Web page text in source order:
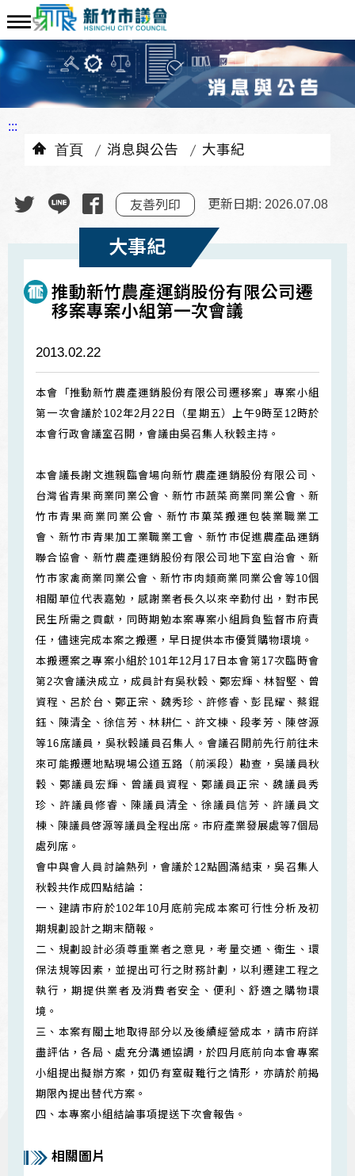
:::
首頁 消息與公告 大事紀
友善列印 更新日期: 2026.07.08
大事紀
推動新竹農產運銷股份有限公司遷
移案專案小組第一次會議
2013.02.22
本會「推動新竹農產運銷股份有限公司遷移案」專案小組
第一次會議於102年2月22日（星期五）上午9時至12時於
本會行政會議室召開，會議由吳召集人秋穀主持。
本會議長謝文進親臨會場向新竹農產運銷股份有限公司、
台灣省青果商業同業公會、新竹市蔬菜商業同業公會、新
竹市青果商業同業公會、新竹市菓菜搬運包裝業職業工
會、新竹市青果加工業職業工會、新竹市促進農產品運銷
聯合協會、新竹農產運銷股份有限公司地下室自治會、新
竹市家禽商業同業公會、新竹市肉類商業同業公會等10個
相關單位代表嘉勉，感謝業者長久以來辛勤付出，對市民
民生所需之貢獻，同時期勉本案專案小組肩負監督市府責
任，儘速完成本案之搬遷，早日提供本市優質購物環境。
本搬遷案之專案小組於101年12月17日本會第17次臨時會
第2次會議決成立，成員計有吳秋穀、鄭宏輝、林智堅、曾
資程、呂於台、鄭正宗、魏秀珍、許修睿、彭昆耀、蔡錕
鈺、陳清全、徐信芳、林耕仁、許文棟、段孝芳、陳啓源
等16席議員，吳秋穀議員召集人。會議召開前先行前往未
來可能搬遷地點現場公道五路（前溪段）勘查，吳議員秋
穀、鄭議員宏輝、曾議員資程、鄭議員正宗、魏議員秀
珍、許議員修睿、陳議員清全、徐議員信芳、許議員文
棟、陳議員啓源等議員全程出席。市府產業發展處等7個局
處列席。
會中與會人員討論熱列，會議於12點圓滿結束，吳召集人
秋穀共作成四點結論：
一、建請市府於102年10月底前完成本案可行性分析及初
期規劃設計之期末簡報。
二、規劃設計必須尊重業者之意見，考量交通、衛生、環
保法規等因素，並提出可行之財務計劃，以利遷建工程之
執行，期提供業者及消費者安全、便利、舒適之購物環
境。
三、本案有關土地取得部分以及後續經營成本，請市府詳
盡評估，各局、處充分溝通協調，於四月底前向本會專案
小組提出擬辦方案，如仍有窒礙難行之情形，亦請於前揭
期限內提出替代方案。
四、本專案小組結論事項提送下次會報告。
相關圖片